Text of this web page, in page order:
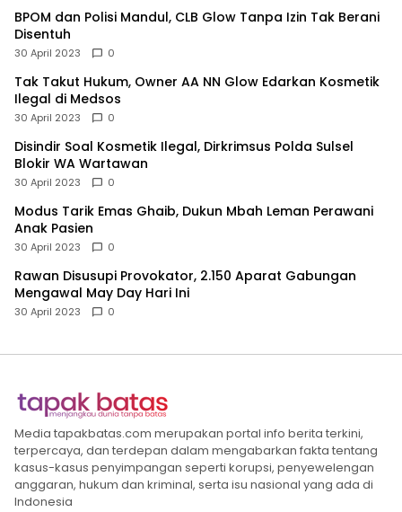
BPOM dan Polisi Mandul, CLB Glow Tanpa Izin Tak Berani
Disentuh
30 April 2023 0
Tak Takut Hukum, Owner AA NN Glow Edarkan Kosmetik
Ilegal di Medsos
30 April 2023 0
Disindir Soal Kosmetik Ilegal, Dirkrimsus Polda Sulsel
Blokir WA Wartawan
30 April 2023 0
Modus Tarik Emas Ghaib, Dukun Mbah Leman Perawani
Anak Pasien
30 April 2023 0
Rawan Disusupi Provokator, 2.150 Aparat Gabungan
Mengawal May Day Hari Ini
30 April 2023 0
Media tapakbatas.com merupakan portal info berita terkini,
terpercaya, dan terdepan dalam mengabarkan fakta tentang
kasus-kasus penyimpangan seperti korupsi, penyewelengan
anggaran, hukum dan kriminal, serta isu nasional yang ada di
Indonesia